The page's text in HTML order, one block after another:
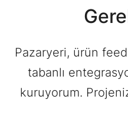
Pazaryeri, ürün
tabanlı
kuruyorum.